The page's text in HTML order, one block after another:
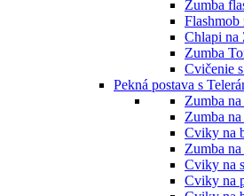
Zumba
Flashmob
Chlapi na
Zumba
Cvičenie
Pekná postava s
Zumba
Zumba
Cviky na
Zumba
Cviky na
Cviky na